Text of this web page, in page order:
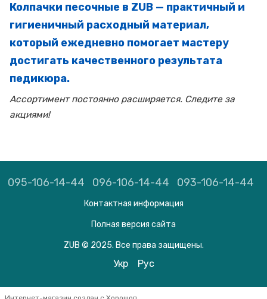
Колпачки песочные в ZUB — практичный и
гигиеничный расходный материал,
который ежедневно помогает мастеру
достигать качественного результата
педикюра.
Ассортимент постоянно расширяется. Следите за
акциями!
095-106-14-44 096-106-14-44 093-106-14-44
Контактная информация
Полная версия сайта
ZUB © 2025. Все права защищены.
Укр Рус